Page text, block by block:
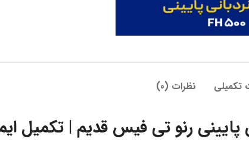
تکمیلی نظرات (0)
پایینی رنو تی فیس قدیم | تکمیل